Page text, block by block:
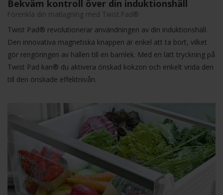
Bekväm kontroll över din induktionshäll
Förenkla din matlagning med Twist Pad®
Twist Pad® revolutionerar användningen av din induktionshäll.
Den innovativa magnetiska knappen är enkel att ta bort, vilket
gör rengöringen av hällen till en barnlek. Med en lätt tryckning på
Twist Pad kan® du aktivera önskad kokzon och enkelt vrida den
till den önskade effektnivån.